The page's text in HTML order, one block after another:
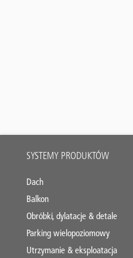
Main
footer
SYSTEMY PRODUKTÓW
Dach
Balkon
Obróbki, dylatacje & detale
Parking wielopoziomowy
Utrzymanie & eksploatacja